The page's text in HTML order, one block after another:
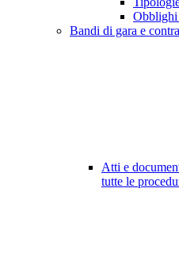
Obblighi
Bandi di gara e
Atti e
tutte le